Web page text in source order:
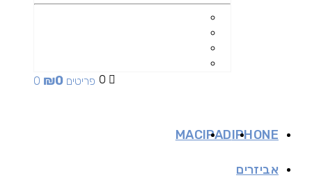
0 0 פריטים ₪0
IPHONE
IPAD
MAC
אביזרים